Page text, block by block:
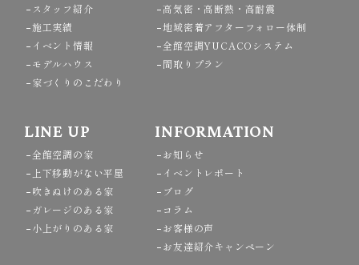
スタッフ紹介
施工実績
イベント情報
モデルハウス
家づくりのこだわり
高気密・高断熱・高耐震
地域密着アフターフォロー体制
全館空調YUCACOシステム
間取りプラン
LINE UP
全館空調の家
上下移動がない平屋
吹きぬけのある家
ガレージのある家
小上がりのある家
INFORMATION
お知らせ
イベントレポート
ブログ
コラム
お客様の声
お友達紹介キャンペーン